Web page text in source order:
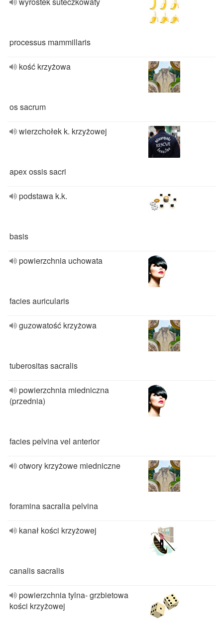
processus mammillaris
kość krzyżowa
os sacrum
wierzchołek k. krzyżowej
apex ossis sacri
podstawa k.k.
basis
powierzchnia uchowata
facies auricularis
guzowatość krzyżowa
tuberositas sacralis
powierzchnia miedniczna
(przednia)
facies pelvina vel anterior
otwory krzyżowe miedniczne
foramina sacralia pelvina
kanał kości krzyżowej
canalis sacralis
powierzchnia tylna- grzbietowa
kości krzyżowej